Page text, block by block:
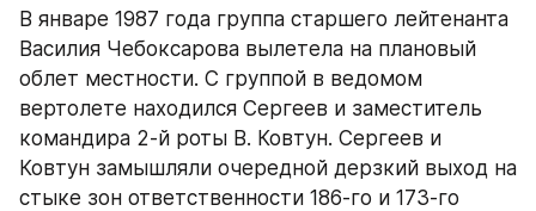
В январе 1987 года группа старшего лейтенанта
Василия Чебоксарова вылетела на плановый
облет местности. С группой в ведомом
вертолете находился Сергеев и заместитель
командира 2-й роты В. Ковтун. Сергеев и
Ковтун замышляли очередной дерзкий выход на
стыке зон ответственности 186-го и 173-го